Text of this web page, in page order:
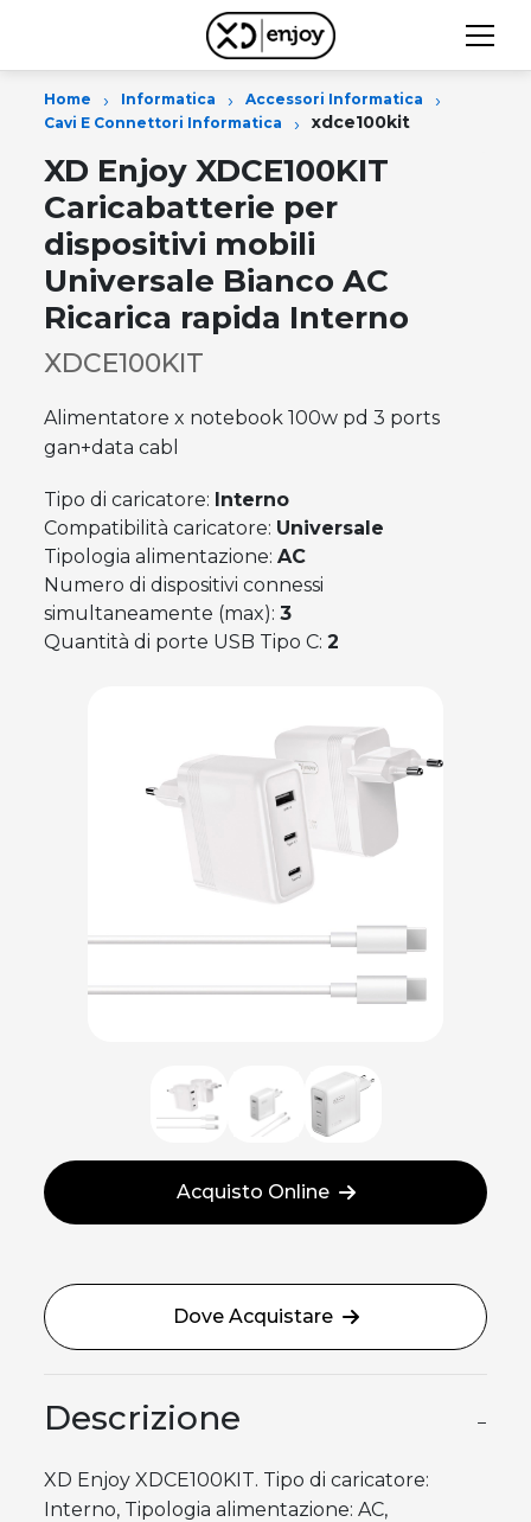
Home › Informatica › Accessori Informatica ›
Cavi E Connettori Informatica › xdce100kit
XD Enjoy XDCE100KIT
Caricabatterie per
dispositivi mobili
Universale Bianco AC
Ricarica rapida Interno
XDCE100KIT
Alimentatore x notebook 100w pd 3 ports
gan+data cabl
Tipo di caricatore: Interno
Compatibilità caricatore: Universale
Tipologia alimentazione:AC
Numero di dispositivi connessi
simultaneamente (max):3
Quantità di porte USB Tipo C:2
Acquisto Online
Dove Acquistare
Descrizione −
XD Enjoy XDCE100KIT. Tipo di caricatore:
Interno, Tipologia alimentazione: AC,